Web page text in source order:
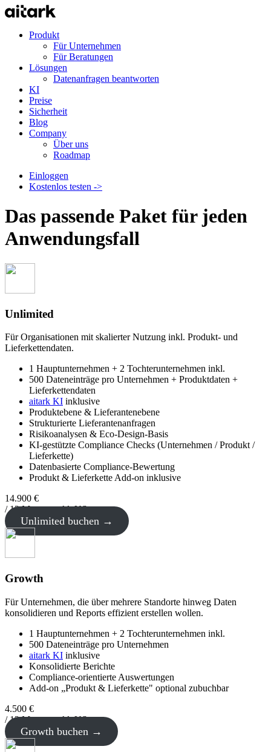
Produkt
Für Unternehmen
Für Beratungen
Lösungen
Datenanfragen beantworten
KI
Preise
Sicherheit
Blog
Company
Über uns
Roadmap
Einloggen
Kostenlos testen ->
Das passende Paket für jeden
Anwendungsfall
Unlimited
Für Organisationen mit skalierter Nutzung inkl. Produkt- und
Lieferkettendaten.
1 Hauptunternehmen + 2 Tochterunternehmen inkl.
500 Dateneinträge pro Unternehmen + Produktdaten +
Lieferkettendaten
aitark KI inklusive
Produktebene & Lieferantenebene
Strukturierte Lieferantenanfragen
Risikoanalysen & Eco-Design-Basis
KI-gestützte Compliance Checks (Unternehmen / Produkt /
Lieferkette)
Datenbasierte Compliance-Bewertung
Produkt & Lieferkette Add-on inklusive
14.900 €
/ 12 Monate exkl. USt.
Unlimited buchen →
Growth
Für Unternehmen, die über mehrere Standorte hinweg Daten
konsolidieren und Reports effizient erstellen wollen.
1 Hauptunternehmen + 2 Tochterunternehmen inkl.
500 Dateneinträge pro Unternehmen
aitark KI inklusive
Konsolidierte Berichte
Compliance-orientierte Auswertungen
Add-on „Produkt & Lieferkette" optional zubuchbar
4.500 €
/ 12 Monate exkl. USt.
Growth buchen →